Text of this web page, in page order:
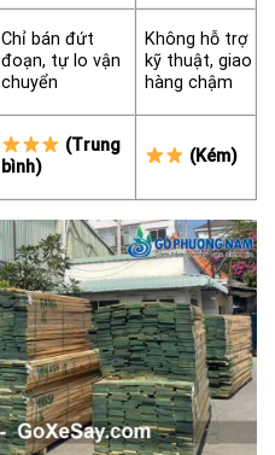
Chỉ bán đứt
đoạn, tự lo vận
chuyển
Không hỗ trợ
kỹ thuật, giao
hàng chậm
(Trung
bình)
(Kém)